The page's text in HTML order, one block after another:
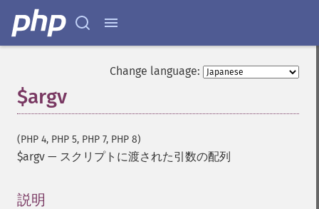
Change language:
$argv
(PHP 4, PHP 5, PHP 7, PHP 8)
$argv — スクリプトに渡された引数の配列
説明